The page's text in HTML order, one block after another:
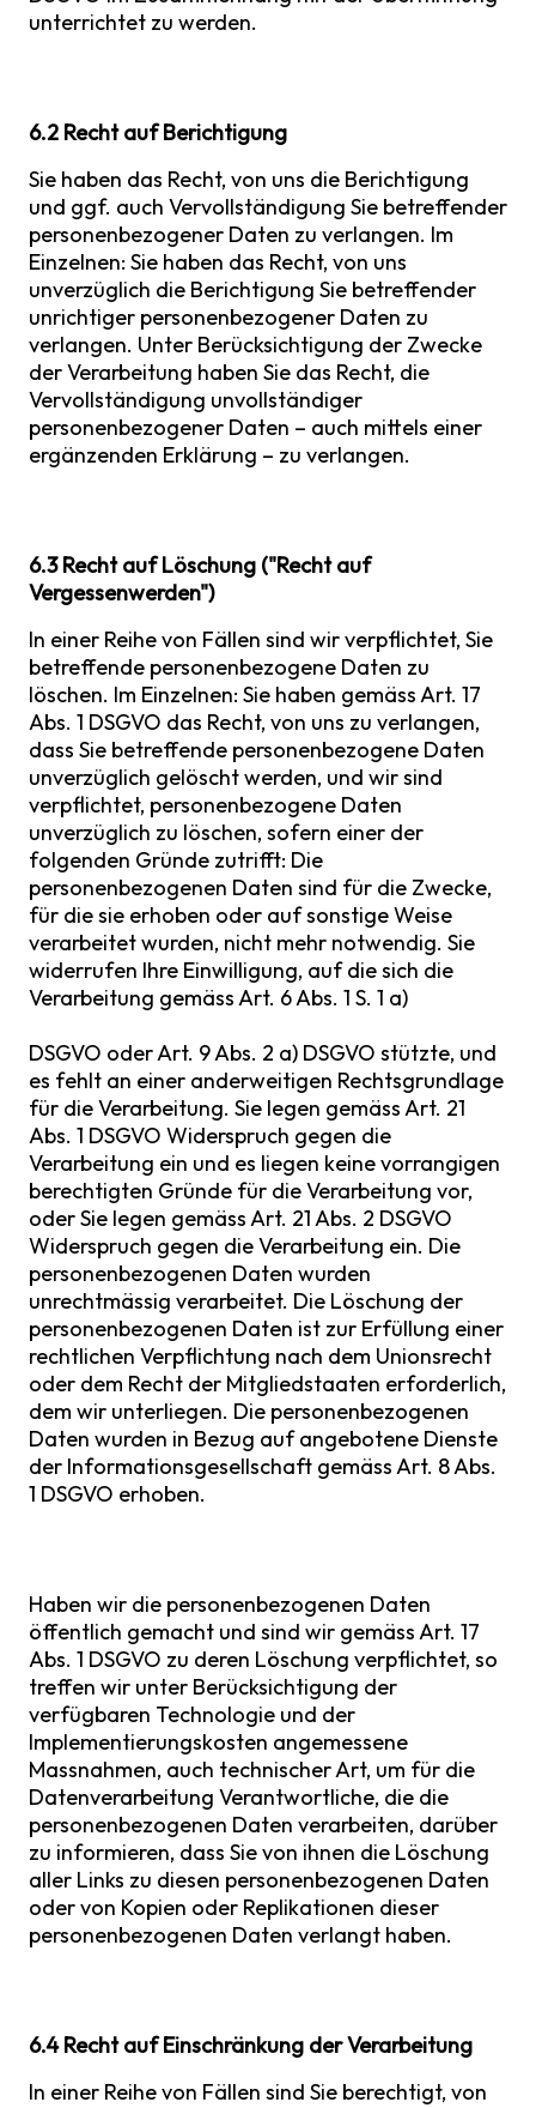
unterrichtet zu werden.
6.2 Recht auf Berichtigung
Sie haben das Recht, von uns die Berichtigung
und ggf. auch Vervollständigung Sie betreffender
personenbezogener Daten zu verlangen. Im
Einzelnen: Sie haben das Recht, von uns
unverzüglich die Berichtigung Sie betreffender
unrichtiger personenbezogener Daten zu
verlangen. Unter Berücksichtigung der Zwecke
der Verarbeitung haben Sie das Recht, die
Vervollständigung unvollständiger
personenbezogener Daten – auch mittels einer
ergänzenden Erklärung – zu verlangen.
6.3 Recht auf Löschung ("Recht auf
Vergessenwerden")
In einer Reihe von Fällen sind wir verpflichtet, Sie
betreffende personenbezogene Daten zu
löschen. Im Einzelnen: Sie haben gemäss Art. 17
Abs. 1 DSGVO das Recht, von uns zu verlangen,
dass Sie betreffende personenbezogene Daten
unverzüglich gelöscht werden, und wir sind
verpflichtet, personenbezogene Daten
unverzüglich zu löschen, sofern einer der
folgenden Gründe zutrifft: Die
personenbezogenen Daten sind für die Zwecke,
für die sie erhoben oder auf sonstige Weise
verarbeitet wurden, nicht mehr notwendig. Sie
widerrufen Ihre Einwilligung, auf die sich die
Verarbeitung gemäss Art. 6 Abs. 1 S. 1 a)
DSGVO oder Art. 9 Abs. 2 a) DSGVO stützte, und
es fehlt an einer anderweitigen Rechtsgrundlage
für die Verarbeitung. Sie legen gemäss Art. 21
Abs. 1 DSGVO Widerspruch gegen die
Verarbeitung ein und es liegen keine vorrangigen
berechtigten Gründe für die Verarbeitung vor,
oder Sie legen gemäss Art. 21 Abs. 2 DSGVO
Widerspruch gegen die Verarbeitung ein. Die
personenbezogenen Daten wurden
unrechtmässig verarbeitet. Die Löschung der
personenbezogenen Daten ist zur Erfüllung einer
rechtlichen Verpflichtung nach dem Unionsrecht
oder dem Recht der Mitgliedstaaten erforderlich,
dem wir unterliegen. Die personenbezogenen
Daten wurden in Bezug auf angebotene Dienste
der Informationsgesellschaft gemäss Art. 8 Abs.
1 DSGVO erhoben.
Haben wir die personenbezogenen Daten
öffentlich gemacht und sind wir gemäss Art. 17
Abs. 1 DSGVO zu deren Löschung verpflichtet, so
treffen wir unter Berücksichtigung der
verfügbaren Technologie und der
Implementierungskosten angemessene
Massnahmen, auch technischer Art, um für die
Datenverarbeitung Verantwortliche, die die
personenbezogenen Daten verarbeiten, darüber
zu informieren, dass Sie von ihnen die Löschung
aller Links zu diesen personenbezogenen Daten
oder von Kopien oder Replikationen dieser
personenbezogenen Daten verlangt haben.
6.4 Recht auf Einschränkung der Verarbeitung
In einer Reihe von Fällen sind Sie berechtigt, von